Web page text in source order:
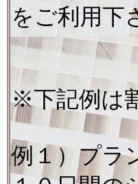
をご利用下
※下記例は
例１）プラ